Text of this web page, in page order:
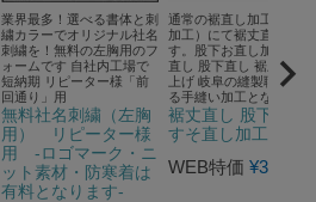
業界最多！選べる書体と刺
繍カラーでオリジナル社名
刺繍を！無料の左胸用のフ
ォームです 自社内工場で
短納期 リピーター様「前
回通り」用
無料社名刺繍（左胸
用） リピーター様
用 -ロゴマーク・ニ
ット素材・防寒着は
有料となります-
通常の裾直し加工（タタ
加工）にて裾丈直ししま
す。股下お直し加工 すそ
直し 股下直し 裾上げ す
上げ 岐阜の縫製職人によ
る手縫い加工となります
裾丈直し 股下直し
すそ直し加工
WEB特価 ¥330